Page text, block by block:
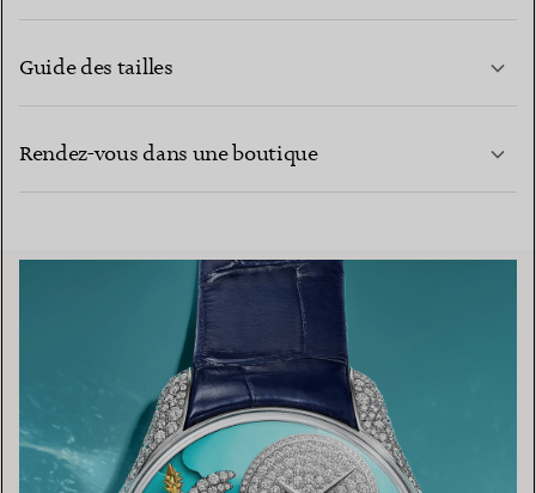
Guide des tailles
Rendez-vous dans une boutique
TROUVEZ LA BOUTIQUE LA PLUS PROCHE